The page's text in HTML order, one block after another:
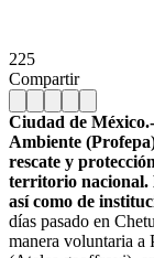
225
Compartir
Ciudad de
Ambiente
rescate y
territorio nacional.
así como de
días pasado en
manera voluntaria a